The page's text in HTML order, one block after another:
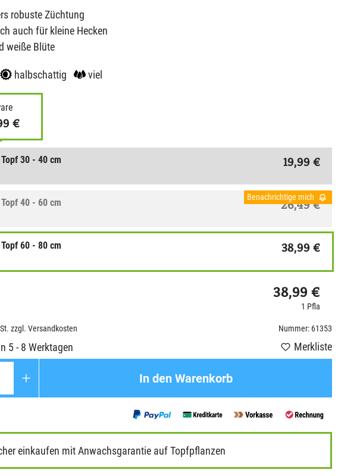
robuste Züchtung
auch für kleine Hecken
weiße Blüte
halbschattig viel
€
30 - 40 cm
19,99 €
Benachrichtige mich
40 - 60 cm
26,49 €
60 - 80 cm
38,99 €
38,99 €
1 Pfla
zzgl. Versandkosten Nummer: 61353
5 - 8 Werktagen
Merkliste
In den Warenkorb
einkaufen mit Anwachsgarantie auf Topfpflanzen